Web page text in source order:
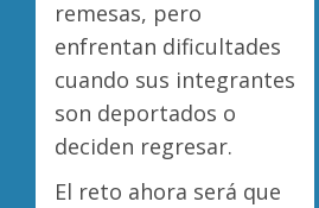
remesas, pero
enfrentan dificultades
cuando sus integrantes
son deportados o
deciden regresar.
El reto ahora será que